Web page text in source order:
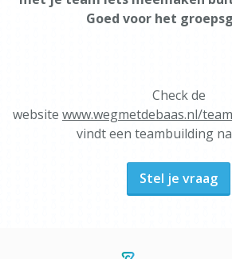
Goed voor het
Check de
website www.wegmetdebaas.nl/
vindt een teambuilding
Stel je vraag